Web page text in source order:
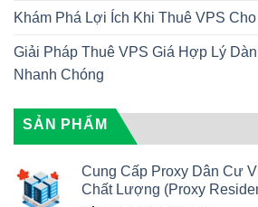
Khám Phá Lợi Ích Khi Thuê VPS
Giải Pháp Thuê VPS Giá Hợp Lý
Nhanh Chóng
SẢN PHẨM
Cung Cấp Proxy Dân Cư
Chất Lượng (Proxy